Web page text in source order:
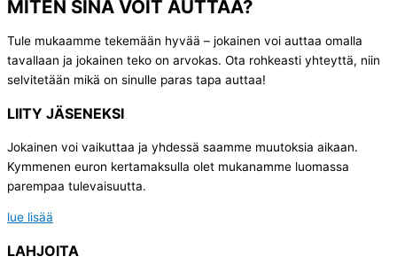
MITEN SINÄ VOIT AUTTAA?
Tule mukaamme tekemään hyvää – jokainen voi auttaa omalla
tavallaan ja jokainen teko on arvokas. Ota rohkeasti yhteyttä, niin
selvitetään mikä on sinulle paras tapa auttaa!
LIITY JÄSENEKSI
Jokainen voi vaikuttaa ja yhdessä saamme muutoksia aikaan.
Kymmenen euron kertamaksulla olet mukanamme luomassa
parempaa tulevaisuutta.
lue lisää
LAHJOITA